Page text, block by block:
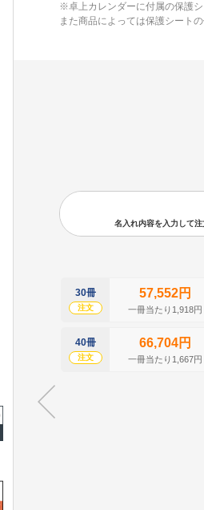
※卓上カレンダーに付属の保護
また商品によっては保護シート
名入れ内容を入力して
30冊
注文
57,552円
一冊当たり1,918円
40冊
注文
66,704円
一冊当たり1,667円